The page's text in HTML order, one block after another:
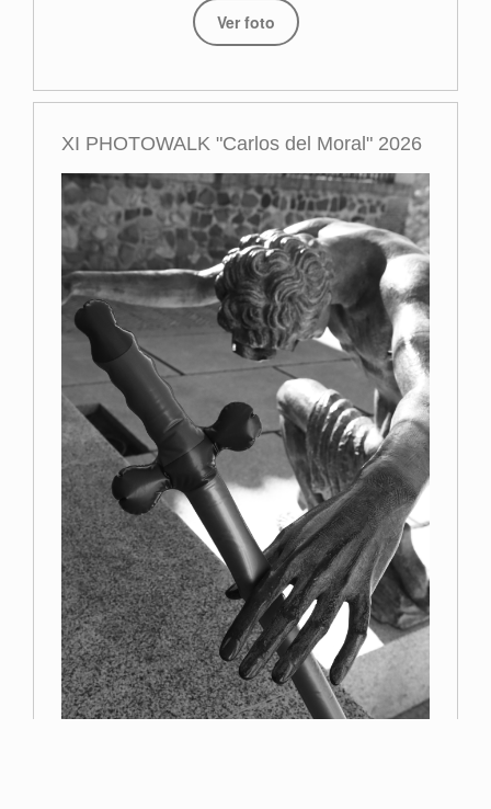
Ver foto
XI PHOTOWALK "Carlos del Moral" 2026